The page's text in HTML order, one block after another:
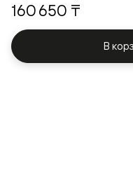
160 650 ₸
В